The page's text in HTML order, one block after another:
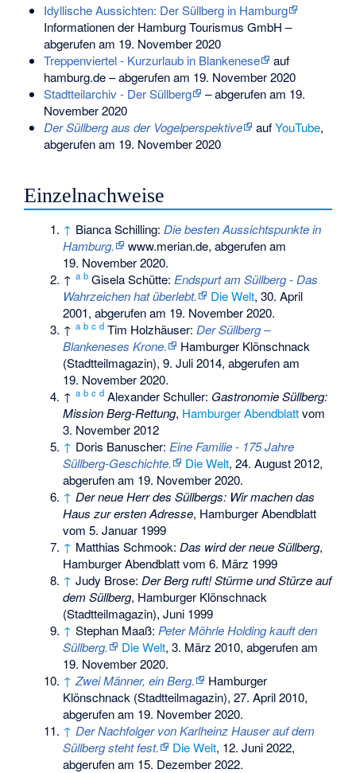
Idyllische Aussichten: Der Süllberg in Hamburg
Informationen der Hamburg Tourismus GmbH –
abgerufen am 19. November 2020
Treppenviertel - Kurzurlaub in Blankenese
auf
hamburg.de – abgerufen am 19. November 2020
Stadtteilarchiv - Der Süllberg
– abgerufen am 19.
November 2020
Der Süllberg aus der Vogelperspektive
aufYouTube,
abgerufen am 19. November 2020
Einzelnachweise
↑ Bianca Schilling: Die besten Aussichtspunkte in
Hamburg.
www.merian.de, abgerufen am
19. November 2020.
↑a b Gisela Schütte: Endspurt am Süllberg - Das
Wahrzeichen hat überlebt.
Die Welt, 30. April
2001, abgerufen am 19. November 2020.
↑a b c d Tim Holzhäuser: Der Süllberg –
Blankeneses Krone.
Hamburger Klönschnack
(Stadtteilmagazin), 9. Juli 2014, abgerufen am
19. November 2020.
↑a b c d Alexander Schuller: Gastronomie Süllberg:
Mission Berg-Rettung, Hamburger Abendblattvom
3. November 2012
↑ Doris Banuscher: Eine Familie - 175 Jahre
Süllberg-Geschichte.
Die Welt, 24. August 2012,
abgerufen am 19. November 2020.
↑ Der neue Herr des Süllbergs: Wir machen das
Haus zur ersten Adresse, Hamburger Abendblatt
vom 5. Januar 1999
↑ Matthias Schmook:Das wird der neue Süllberg,
Hamburger Abendblatt vom 6. März 1999
↑ Judy Brose:Der Berg ruft! Stürme und Stürze auf
dem Süllberg, Hamburger Klönschnack
(Stadtteilmagazin), Juni 1999
↑ Stephan Maaß: Peter Möhrle Holding kauft den
Süllberg.
Die Welt, 3. März 2010, abgerufen am
19. November 2020.
↑ Zwei Männer, ein Berg.
Hamburger
Klönschnack (Stadtteilmagazin), 27. April 2010,
abgerufen am 19. November 2020.
↑ Der Nachfolger von Karlheinz Hauser auf dem
Süllberg steht fest.
Die Welt, 12. Juni 2022,
abgerufen am 15. Dezember 2022.